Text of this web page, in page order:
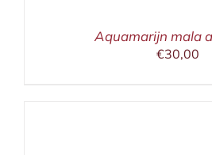
Aquamarijn mala
€30,00